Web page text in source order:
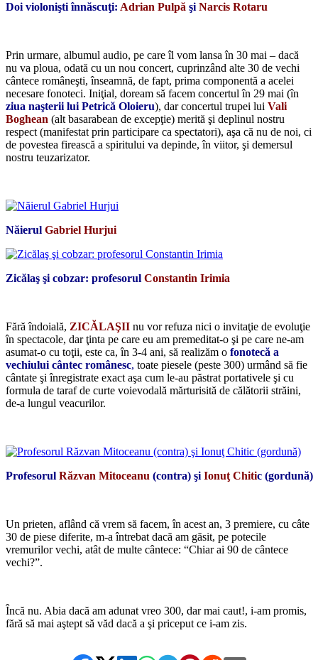
Doi violonişti înnăscuţi: Adrian Pulpă şi Narcis Rotaru
Prin urmare, albumul audio, pe care îl vom lansa în 30 mai – dacă
nu va ploua, odată cu un nou concert, cuprinzând alte 30 de vechi
cântece româneşti, înseamnă, de fapt, prima componentă a acelei
necesare fonoteci. Iniţial, doream să facem concertul în 29 mai (în
ziua naşterii lui Petrică Oloieru), dar concertul trupei lui Vali
Boghean (alt basarabean de excepţie) merită şi deplinul nostru
respect (manifestat prin participare ca spectatori), aşa că nu de noi, ci
de povestea firească a spiritului va depinde, în viitor, şi demersul
nostru teuzarizator.
Năierul Gabriel Hurjui
Zicălaş şi cobzar: profesorul Constantin Irimia
Fără îndoială, ZICĂLAŞII nu vor refuza nici o invitaţie de evoluţie
în spectacole, dar ţinta pe care eu am premeditat-o şi pe care ne-am
asumat-o cu toţii, este ca, în 3-4 ani, să realizăm o fonotecă a
vechiului cântec românesc, toate piesele (peste 300) urmând să fie
cântate şi înregistrate exact aşa cum le-au păstrat portativele şi cu
formula de taraf de curte voievodală mărturisită de călătorii străini,
de-a lungul veacurilor.
Profesorul Răzvan Mitoceanu (contra) şi Ionuţ Chitic (gordună)
Un prieten, aflând că vrem să facem, în acest an, 3 premiere, cu câte
30 de piese diferite, m-a întrebat dacă am găsit, pe potecile
vremurilor vechi, atât de multe cântece: “Chiar ai 90 de cântece
vechi?”.
Încă nu. Abia dacă am adunat vreo 300, dar mai caut!, i-am promis,
fără să mai aştept să văd dacă a şi priceput ce i-am zis.